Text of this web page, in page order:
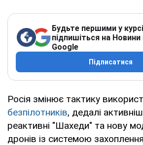
Будьте першими у
підпишіться на Новини
Google
Підписатися
Росія змінює тактику
безпілотників, дедалі
реактивні "Шахеди" та нову
дронів із системою